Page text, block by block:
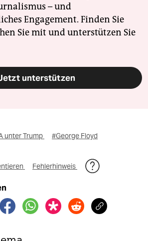
– und
Engagement. Finden Sie
Sie mit und unterstützen Sie
unterstützen
unter Trump #George Floyd
Fehlerhinweis